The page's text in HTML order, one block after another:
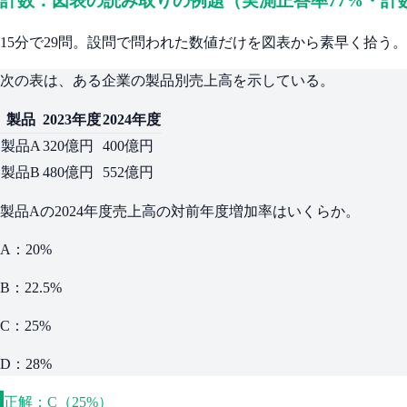
15分で29問。設問で問われた数値だけを図表から素早く拾う。
次の表は、ある企業の製品別売上高を示している。
製品 2023年度2024年度
製品A 320億円
400億円
製品B 480億円 552億円
製品Aの2024年度売上高の対前年度増加率はいくらか。
A：20%
B：22.5%
C：25%
D：28%
正解：C（25%）